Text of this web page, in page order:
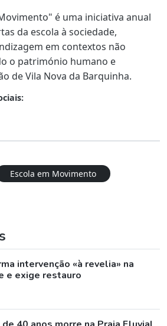
é uma iniciativa anual
da escola à sociedade,
em contextos não
o património humano e
de Vila Nova da Barquinha.
Escola em Movimento
intervenção «à revelia» na
e exige restauro